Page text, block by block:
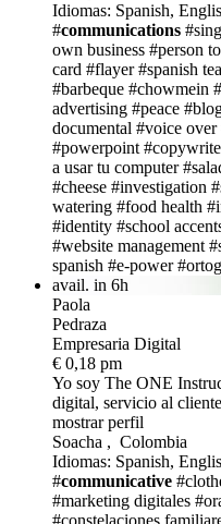
Idiomas: Spanish,
#communications
own business #person
card #flayer #spanish
#barbeque #chowmein
advertising #peace
documental #voice over
#powerpoint
a usar tu computer
#cheese #investigation
watering #food health
#identity #school
#website management
spanish #e-power
avail. in 6h
Paola
Pedraza
Empresaria Digital
€ 0,18 pm
Yo soy The ONE
digital, servicio al
mostrar perfil
Soacha , Colombia
Idiomas: Spanish,
#communicative
#marketing digitales
#constelaciones